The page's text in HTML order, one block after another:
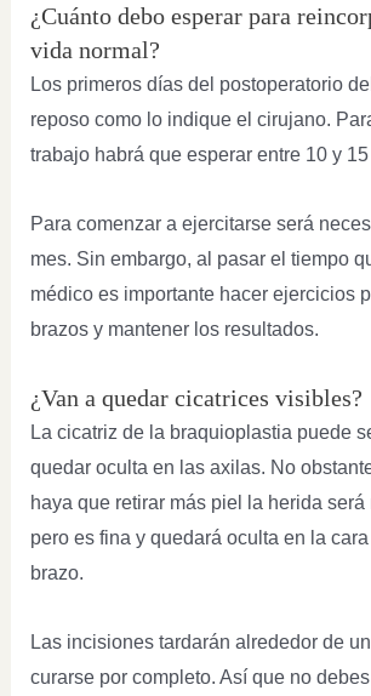
¿Cuánto debo esperar para
vida normal?
Los primeros días del postoperatorio
reposo como lo indique el cirujano.
trabajo habrá que esperar entre 10 y
Para comenzar a ejercitarse será
mes. Sin embargo, al pasar el tiempo
médico es importante hacer ejercicios
brazos y mantener los resultados.
¿Van a quedar cicatrices visibles?
La cicatriz de la braquioplastia puede
quedar oculta en las axilas. No
haya que retirar más piel la herida será
pero es fina y quedará oculta en la cara
brazo.
Las incisiones tardarán alrededor de
curarse por completo. Así que no